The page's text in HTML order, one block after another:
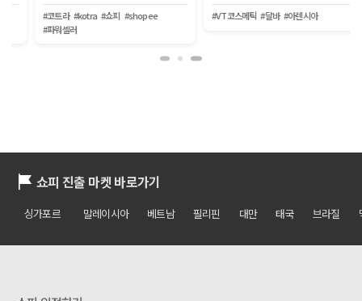
#VT코스메틱 #달바 #아렌시아 #할랄 #브라질진출
쇼피 진출 마켓 바로가기
싱가포르 말레이시아 베트남 필리핀 대만 태국 브라질